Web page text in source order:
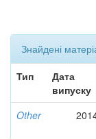
Знайдені
Тип
Дата
випуску
Other